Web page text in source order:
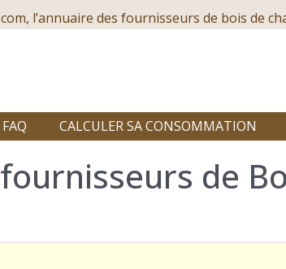
l’annuaire des fournisseurs de bois de
FAQ CALCULER SA CONSOMMATION
de